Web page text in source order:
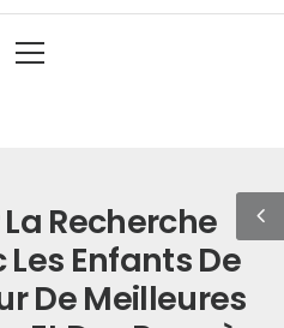
Recherche
Enfants De
De Meilleures